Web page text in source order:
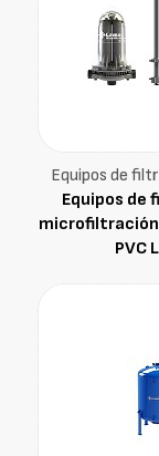
Equipos de
Equipos de
PVC